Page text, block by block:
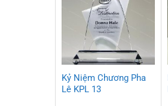
Kỷ Niệm Chương Pha
Lê KPL 13